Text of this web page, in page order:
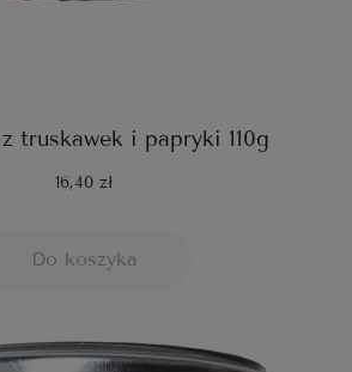
truskawek i papryki 110g
16,40 zł
Do koszyka